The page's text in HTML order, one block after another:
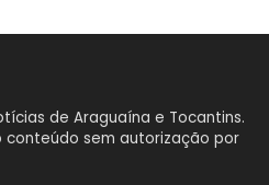
de Araguaína e Tocantins.
conteúdo sem autorização por